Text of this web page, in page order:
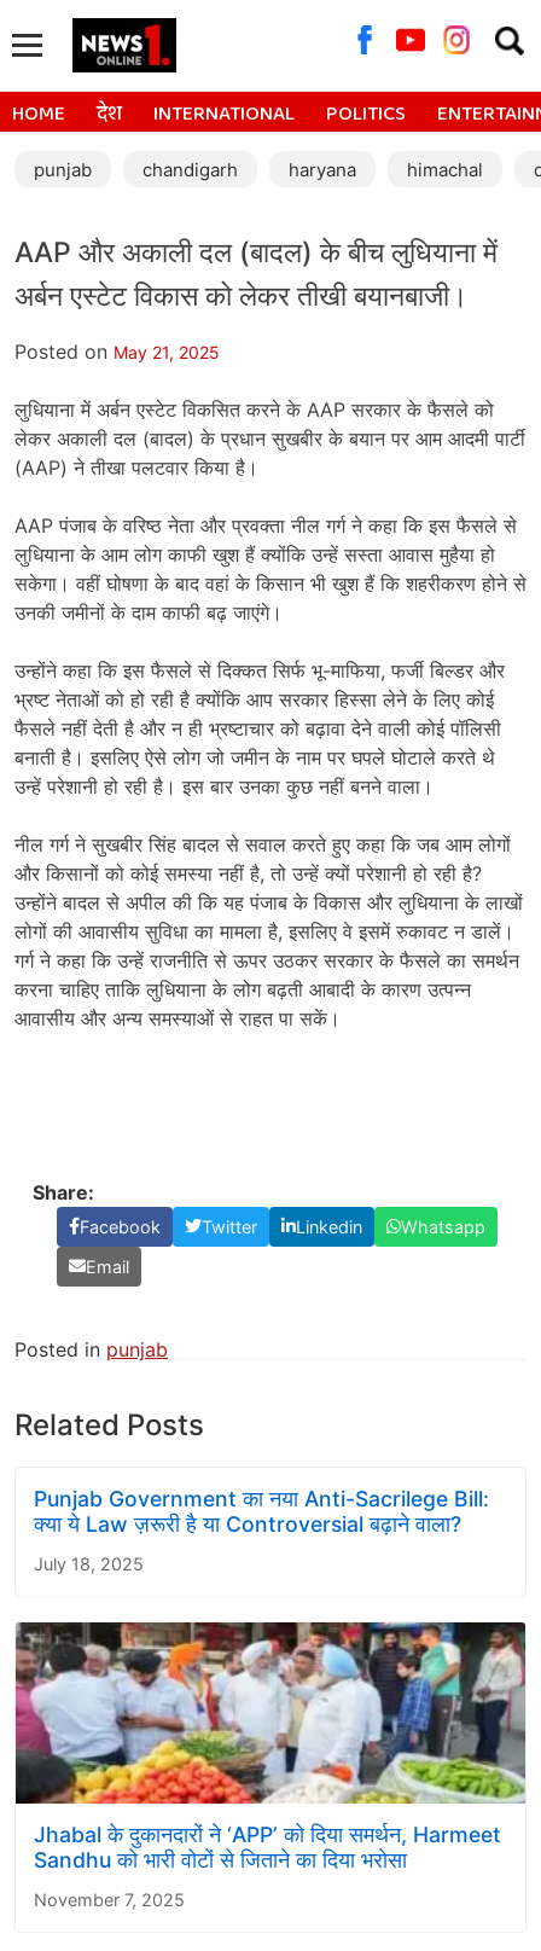
for:
HOME देश INTERNATIONAL POLITICS
punjab chandigarh haryana himachal
AAP और अकाली दल (बादल) के बीच लुधियाना में
अर्बन एस्टेट विकास को लेकर तीखी बयानबाजी।
Posted on May 21, 2025
लुधियाना में अर्बन एस्टेट विकसित करने के AAP सरकार के फैसले को
लेकर अकाली दल (बादल) के प्रधान सुखबीर के बयान पर आम आदमी पार्टी
(AAP) ने तीखा पलटवार किया है।
AAP पंजाब के वरिष्ठ नेता और प्रवक्ता नील गर्ग ने कहा कि इस फैसले से
लुधियाना के आम लोग काफी खुश हैं क्योंकि उन्हें सस्ता आवास मुहैया हो
सकेगा। वहीं घोषणा के बाद वहां के किसान भी खुश हैं कि शहरीकरण होने से
उनकी जमीनों के दाम काफी बढ़ जाएंगे।
उन्होंने कहा कि इस फैसले से दिक्कत सिर्फ भू-माफिया, फर्जी बिल्डर और
भ्रष्ट नेताओं को हो रही है क्योंकि आप सरकार हिस्सा लेने के लिए कोई
फैसले नहीं देती है और न ही भ्रष्टाचार को बढ़ावा देने वाली कोई पॉलिसी
बनाती है। इसलिए ऐसे लोग जो जमीन के नाम पर घपले घोटाले करते थे
उन्हें परेशानी हो रही है। इस बार उनका कुछ नहीं बनने वाला।
नील गर्ग ने सुखबीर सिंह बादल से सवाल करते हुए कहा कि जब आम लोगों
और किसानों को कोई समस्या नहीं है, तो उन्हें क्यों परेशानी हो रही है?
उन्होंने बादल से अपील की कि यह पंजाब के विकास और लुधियाना के लाखों
लोगों की आवासीय सुविधा का मामला है, इसलिए वे इसमें रुकावट न डालें।
गर्ग ने कहा कि उन्हें राजनीति से ऊपर उठकर सरकार के फैसले का समर्थन
करना चाहिए ताकि लुधियाना के लोग बढ़ती आबादी के कारण उत्पन्न
आवासीय और अन्य समस्याओं से राहत पा सकें।
Share:
Facebook Twitter Linkedin
Whatsapp
Email
Posted in punjab
Related Posts
Punjab Government का नया Anti-Sacrilege Bill:
क्या ये Law ज़रूरी है या Controversial बढ़ाने वाला?
July 18, 2025
Jhabal के दुकानदारों ने ‘APP’ को दिया समर्थन, Harmeet
Sandhu को भारी वोटों से जिताने का दिया भरोसा
November 7, 2025